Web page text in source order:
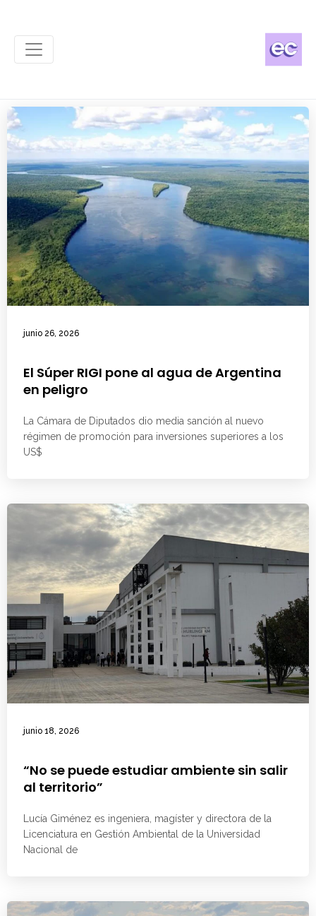
junio 26, 2026
El Súper RIGI pone al agua de Argentina
en peligro
La Cámara de Diputados dio media sanción al nuevo
régimen de promoción para inversiones superiores a los
US$
junio 18, 2026
“No se puede estudiar ambiente sin salir
al territorio”
Lucía Giménez es ingeniera, magíster y directora de la
Licenciatura en Gestión Ambiental de la Universidad
Nacional de